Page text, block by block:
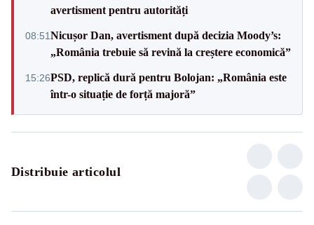
avertisment pentru autorități
08:51Nicușor Dan, avertisment după decizia Moody’s:
„România trebuie să revină la creștere economică”
15:26PSD, replică dură pentru Bolojan: „România este
într-o situație de forță majoră”
Distribuie articolul